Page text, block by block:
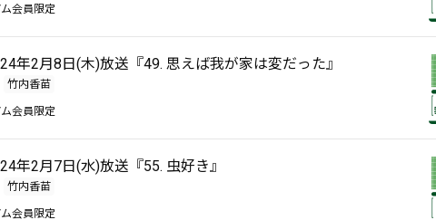
会員限定
年2月8日(木)放送『49. 思えば我が家は変だった』
竹内香苗
会員限定
年2月7日(水)放送『55. 虫好き』
竹内香苗
会員限定